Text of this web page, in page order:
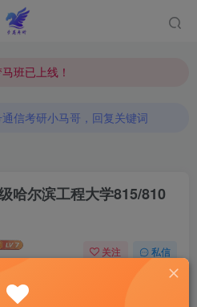
梦马班已上线！
班已上线！
信考研小马哥，回复关键词
信考研小马哥，回复关键词
哈尔滨工程大学815/810
关注 私信